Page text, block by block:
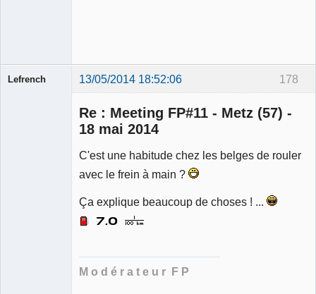
178
Lefrench 13/05/2014 18:52:06
Re : Meeting FP#11 - Metz (57) -
18 mai 2014
C'est une habitude chez les belges de rouler
avec le frein à main ?
Ça explique beaucoup de choses ! ...
M o d é r a t e u r F P